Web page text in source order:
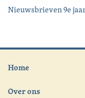
Nieuwsbrieven 9e
Home
Over ons